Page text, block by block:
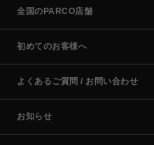
全国のPARCO店舗
初めてのお客様へ
よくあるご質問 / お問い合わせ
お知らせ